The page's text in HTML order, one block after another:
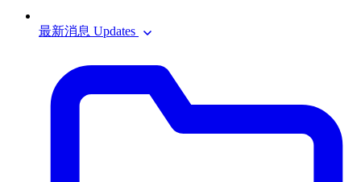
最新消息 Updates